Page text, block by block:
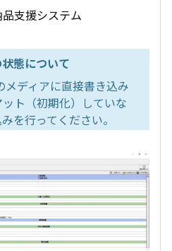
支援システム
態について
メディアに直接書き込み
ト（初期化）していな
を行ってください。